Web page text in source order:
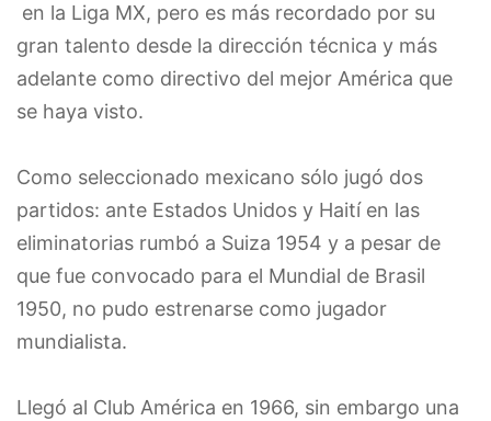
en la Liga MX, pero es más recordado por su
gran talento desde la dirección técnica y más
adelante como directivo del mejor América que
se haya visto.
Como seleccionado mexicano sólo jugó dos
partidos: ante Estados Unidos y Haití en las
eliminatorias rumbó a Suiza 1954 y a pesar de
que fue convocado para el Mundial de Brasil
1950, no pudo estrenarse como jugador
mundialista.
Llegó al Club América en 1966, sin embargo una